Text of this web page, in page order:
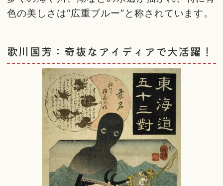
色の美しさは“広重ブルー”と称されています。
歌川国芳：奇抜なアイディアで大活躍！